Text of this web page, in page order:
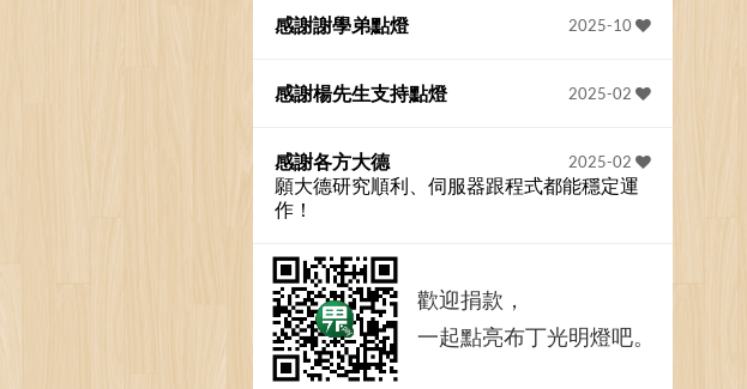
2025-10
感謝謝學弟點燈
2025-02
感謝楊先生支持點燈
2025-02
感謝各方大德
願大德研究順利、伺服器跟程式都能穩定運
作！
歡迎捐款，
一起點亮布丁光明燈吧。